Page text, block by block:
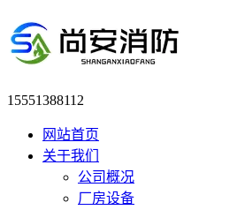
15551388112
网站首页
关于我们
公司概况
厂房设备